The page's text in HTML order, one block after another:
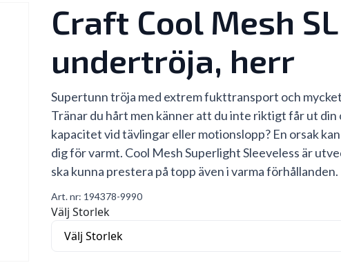
Craft Cool Mesh SL
undertröja, herr
Supertunn tröja med extrem fukttransport och
Tränar du hårt men känner att du inte riktigt får ut din
kapacitet vid tävlingar eller motionslopp? En orsak
dig för varmt. Cool Mesh Superlight Sleeveless är
ska kunna prestera på topp även i varma förhållanden.
Art. nr: 194378-9990
Välj Storlek